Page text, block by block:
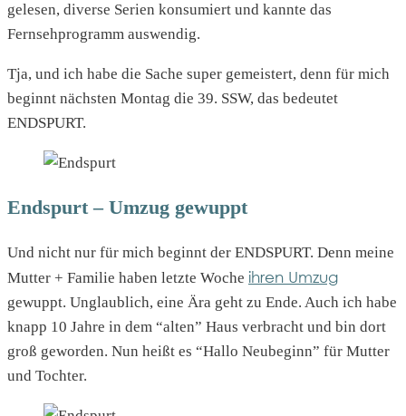
gelesen, diverse Serien konsumiert und kannte das
Fernsehprogramm auswendig.
Tja, und ich habe die Sache super gemeistert, denn für mich
beginnt nächsten Montag die 39. SSW, das bedeutet
ENDSPURT.
Endspurt – Umzug gewuppt
Und nicht nur für mich beginnt der ENDSPURT. Denn meine
Mutter + Familie haben letzte Woche ihren Umzug
gewuppt. Unglaublich, eine Ära geht zu Ende. Auch ich habe
knapp 10 Jahre in dem “alten” Haus verbracht und bin dort
groß geworden. Nun heißt es “Hallo Neubeginn” für Mutter
und Tochter.